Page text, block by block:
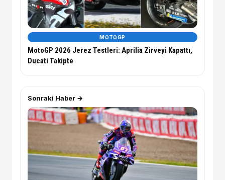
MOTOGP
MotoGP 2026 Jerez Testleri: Aprilia Zirveyi Kapattı,
Ducati Takipte
Sonraki Haber →